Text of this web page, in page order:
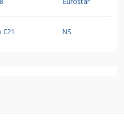
€21 NS